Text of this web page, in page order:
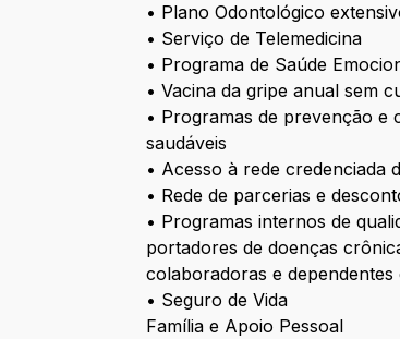
• Plano Odontológico
• Serviço de Telemedicina
• Programa de Saúde
• Vacina da gripe anual sem
• Programas de prevenção e
saudáveis
• Acesso à rede credenciada
• Rede de parcerias e
• Programas internos de
portadores de doenças
colaboradoras e
• Seguro de Vida
Família e Apoio Pessoal